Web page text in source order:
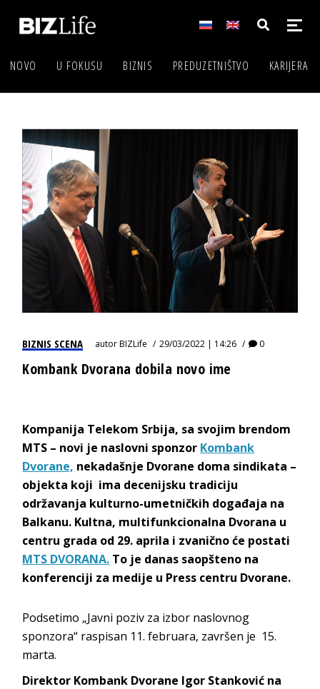
NOVO U FOKUSU BIZNIS PREDUZETNIŠTVO KARIJERA
BIZNIS SCENA autorBIZLife 29/03/2022 | 14:26 0
Kombank Dvorana dobila novo ime
Kompanija Telekom Srbija, sa svojim brendom
MTS – novi je naslovni sponzor Kombank
Dvorane, nekadašnje Dvorane doma sindikata –
objekta koji ima decenijsku tradiciju
održavanja kulturno-umetničkih događaja na
Balkanu. Kultna, multifunkcionalna Dvorana u
centru grada od 29. aprila i zvanično će postati
MTS DVORANA. To je danas saopšteno na
konferenciji za medije u Press centru Dvorane.
Podsetimo „Javni poziv za izbor naslovnog
sponzora“ raspisan 11. februara, završen je 15.
marta.
Direktor Kombank Dvorane Igor Stanković na